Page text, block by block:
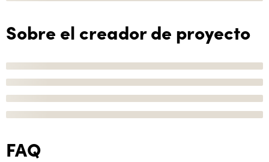
Sobre el creador de proyecto
FAQ